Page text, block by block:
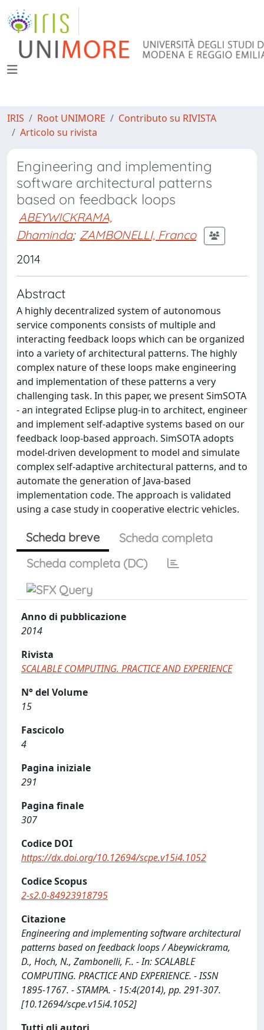
IRIS Root UNIMORE
Contributo su RIVISTA
Articolo su rivista
Engineering and implementing
software architectural patterns
based on feedback loops
ABEYWICKRAMA,
Dhaminda; ZAMBONELLI, Franco
2014
Abstract
A highly decentralized system of autonomous
service components consists of multiple and
interacting feedback loops which can be organized
into a variety of architectural patterns. The highly
complex nature of these loops make engineering
and implementation of these patterns a very
challenging task. In this paper, we present SimSOTA
- an integrated Eclipse plug-in to architect, engineer
and implement self-adaptive systems based on our
feedback loop-based approach. SimSOTA adopts
model-driven development to model and simulate
complex self-adaptive architectural patterns, and to
automate the generation of Java-based
implementation code. The approach is validated
using a case study in cooperative electric vehicles.
Scheda breve
Scheda completa
Scheda completa (DC)
Anno di pubblicazione
2014
Rivista
SCALABLE COMPUTING. PRACTICE AND EXPERIENCE
N° del Volume
15
Fascicolo
4
Pagina iniziale
291
Pagina finale
307
Codice DOI
https://dx.doi.org/10.12694/scpe.v15i4.1052
Codice Scopus
2-s2.0-84923918795
Citazione
Engineering and implementing software architectural
patterns based on feedback loops / Abeywickrama,
D., Hoch, N., Zambonelli, F.. - In: SCALABLE
COMPUTING. PRACTICE AND EXPERIENCE. - ISSN
1895-1767. - STAMPA. - 15:4(2014), pp. 291-307.
[10.12694/scpe.v15i4.1052]